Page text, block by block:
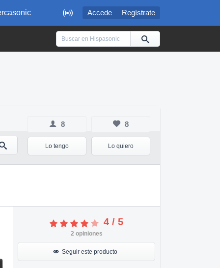
 Accede Regístrate
8
Lo tengo
8
Lo quiero
4 / 5
2 opiniones
Seguir este producto